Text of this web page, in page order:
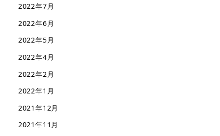
2022年7月
2022年6月
2022年5月
2022年4月
2022年2月
2022年1月
2021年12月
2021年11月